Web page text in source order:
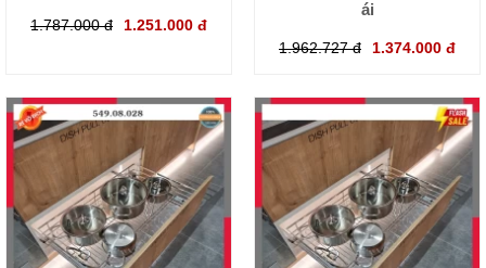
1.787.000 đ 1.251.000 đ
ái
1.962.727 đ 1.374.000 đ